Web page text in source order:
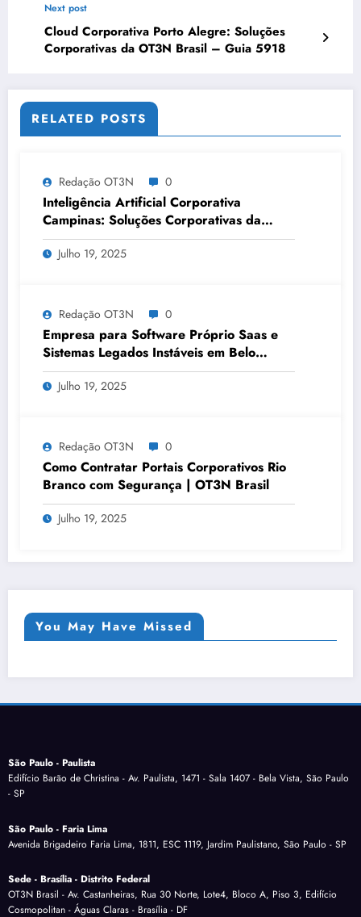
Next post
Cloud Corporativa Porto Alegre: Soluções
Corporativas da OT3N Brasil – Guia 5918
RELATED POSTS
Redação OT3N 0
Inteligência Artificial Corporativa
Campinas: Soluções Corporativas da
OT3N Brasil – Guia 3083
Julho 19, 2025
Redação OT3N 0
Empresa para Software Próprio Saas e
Sistemas Legados Instáveis em Belo
Horizonte | OT3N Brasil – Guia 3449
Julho 19, 2025
Redação OT3N 0
Como Contratar Portais Corporativos Rio
Branco com Segurança | OT3N Brasil
Julho 19, 2025
You May Have Missed
São Paulo - Paulista
Edifício Barão de Christina - Av. Paulista, 1471 - Sala 1407 - Bela Vista, São Paulo
- SP
São Paulo - Faria Lima
Avenida Brigadeiro Faria Lima, 1811, ESC 1119, Jardim Paulistano, São Paulo - SP
Sede - Brasília - Distrito Federal
OT3N Brasil - Av. Castanheiras, Rua 30 Norte, Lote4, Bloco A, Piso 3, Edifício
Cosmopolitan - Águas Claras - Brasília - DF